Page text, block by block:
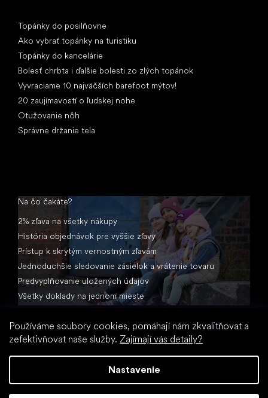
Používáme soubory cookies, pomáhají nám zkvalitňovat a
zefektivňovat naše služby. Zajímají vás detaily?
Nastavenie
Topánky do posilňovne
Ako vybrať topánky na turistiku
Topánky do kancelárie
Bolesť chrbta i ďalšie bolesti zo zlých topánok
Vyvraciame 10 najväčších barefoot mýtov!
20 zaujímavostí o ľudskej nohe
Otužovanie nôh
Správne držanie tela
Na čo čakáte?
2% zľava na všetky nákupy
História objednávok pre vyššie zľavy
Prístup k skrytým vernostným zľavám
Jednoduchšie sledovanie zásielok a vrátenie tovaru
Predvyplňovanie uložených údajov
Všetky doklady na jednom mieste
Vytvoril Shoptet